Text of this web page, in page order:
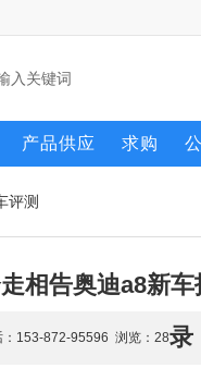
产品供应 求购
评测
相告奥迪a8新
录
153-872-95596 浏览： 28